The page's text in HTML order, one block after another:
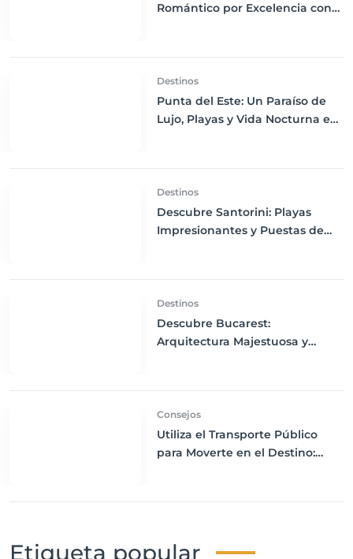
Romántico por Excelencia con
Destinos
Punta del Este: Un Paraíso de
Lujo, Playas y Vida Nocturna en
Destinos
Descubre Santorini: Playas
Impresionantes y Puestas de
Destinos
Descubre Bucarest:
Arquitectura Majestuosa y
Consejos
Utiliza el Transporte Público
para Moverte en el Destino:
Etiqueta popular